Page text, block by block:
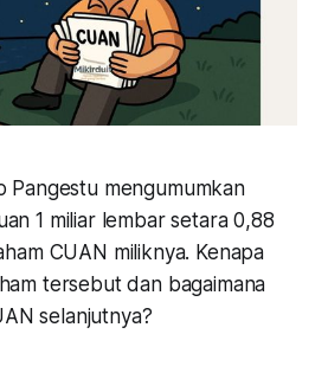
Pangestu mengumumkan
1 miliar lembar setara 0,88
CUAN miliknya. Kenapa
tersebut dan bagaimana
selanjutnya?